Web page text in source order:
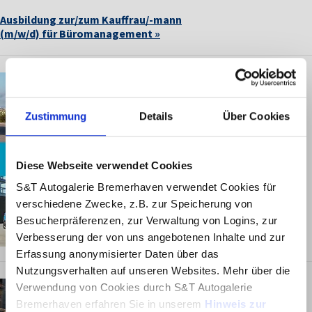
Zustimmung Details Über Cookies
Diese Webseite verwendet Cookies
S&T Autogalerie Bremerhaven verwendet Cookies für
verschiedene Zwecke, z.B. zur Speicherung von
Besucherpräferenzen, zur Verwaltung von Logins, zur
Verbesserung der von uns angebotenen Inhalte und zur
Erfassung anonymisierter Daten über das
Nutzungsverhalten auf unseren Websites. Mehr über die
Verwendung von Cookies durch S&T Autogalerie
Bremerhaven erfahren Sie in unserem Hinweis zur
Ausbildung zur/zum Kauffrau/-mann
(m/w/d) für Büromanagement »